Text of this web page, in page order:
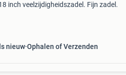
inch veelzijdigheidszadel. Fijn zadel.
nieuw Ophalen of Verzenden